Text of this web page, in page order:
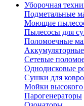
Уборочная
Подметальные
Моющие
Пылесосы для
Поломоечные
Сетевые
Однодисковые
Сушки для
Мойки высокого
Парогенераторы